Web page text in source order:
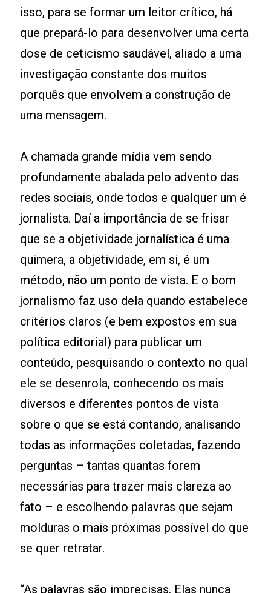
isso, para se formar um leitor crítico, há
que prepará-lo para desenvolver uma certa
dose de ceticismo saudável, aliado a uma
investigação constante dos muitos
porquês que envolvem a construção de
uma mensagem.
A chamada grande mídia vem sendo
profundamente abalada pelo advento das
redes sociais, onde todos e qualquer um é
jornalista. Daí a importância de se frisar
que se a objetividade jornalística é uma
quimera, a objetividade, em si, é um
método, não um ponto de vista. E o bom
jornalismo faz uso dela quando estabelece
critérios claros (e bem expostos em sua
política editorial) para publicar um
conteúdo, pesquisando o contexto no qual
ele se desenrola, conhecendo os mais
diversos e diferentes pontos de vista
sobre o que se está contando, analisando
todas as informações coletadas, fazendo
perguntas – tantas quantas forem
necessárias para trazer mais clareza ao
fato – e escolhendo palavras que sejam
molduras o mais próximas possível do que
se quer retratar.
“As palavras são imprecisas. Elas nunca